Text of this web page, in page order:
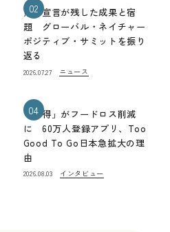
02
熊本宣言が残した成果と宿
題 グローバル・ネイチャー
ポジティブ・サミットを振り
返る
2026.07.27 ニュース
04
「お得」がフードロス削減
に 60万人登録アプリ、Too
Good To Go日本急拡大の理
由
2026.08.03 インタビュー